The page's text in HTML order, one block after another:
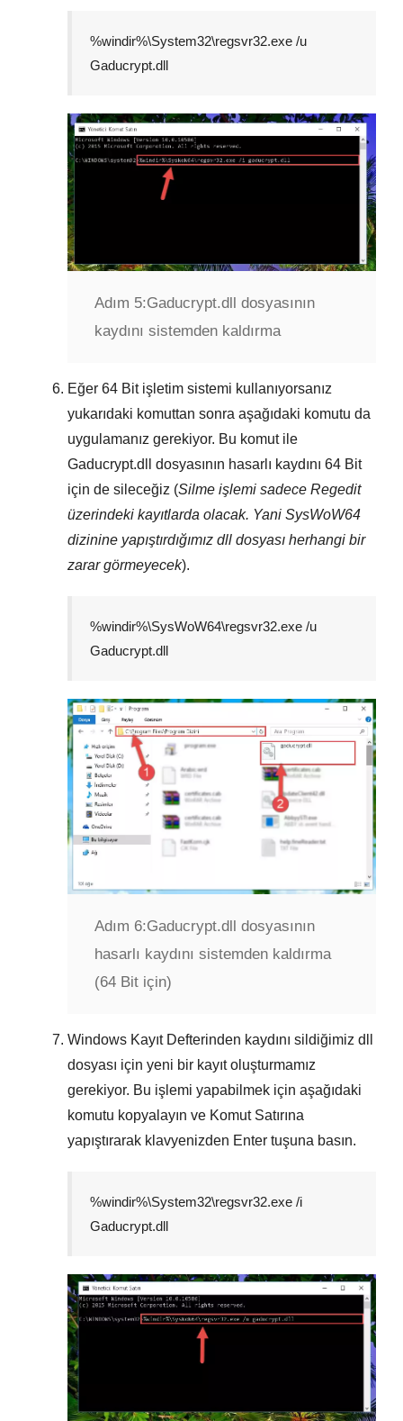
%windir%\System32\regsvr32.exe /u
Gaducrypt.dll
Adım 5:Gaducrypt.dll dosyasının
kaydını sistemden kaldırma
Eğer 64 Bitişletim sistemi kullanıyorsanız
yukarıdaki komuttan sonra aşağıdaki komutu da
uygulamanız gerekiyor. Bu komut ile
Gaducrypt.dll
dosyasının hasarlı kaydını 64 Bit
için de sileceğiz (Silme işlemi sadece Regedit
üzerindeki kayıtlarda olacak. Yani SysWoW64
dizinine yapıştırdığımız dll dosyası herhangi bir
zarar görmeyecek).
%windir%\SysWoW64\regsvr32.exe /u
Gaducrypt.dll
Adım 6:Gaducrypt.dll dosyasının
hasarlı kaydını sistemden kaldırma
(64 Bit için)
Windows Kayıt Defterinden kaydını sildiğimiz dll
dosyası için yeni bir kayıt oluşturmamız
gerekiyor. Bu işlemi yapabilmek için aşağıdaki
komutu kopyalayın ve Komut Satırına
yapıştırarak klavyenizden Enter tuşuna basın.
%windir%\System32\regsvr32.exe /i
Gaducrypt.dll